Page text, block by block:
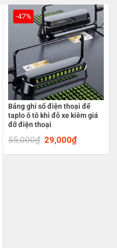
-47%
Bảng ghi số điện thoại để
taplo ô tô khi đỗ xe kiêm giá
đỡ điện thoại
55,000₫ Original
was:
29,000₫Current
is: